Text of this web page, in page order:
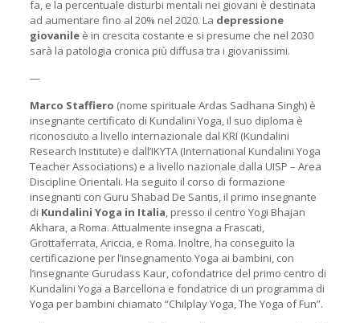
fa, e la percentuale disturbi mentali nei giovani è destinata
ad aumentare fino al 20% nel 2020. La depressione
giovanileè in crescita costante e si presume che nel 2030
sarà la patologia cronica più diffusa tra i giovanissimi.
—
Marco Staffiero (nome spirituale Ardas Sadhana Singh) è
insegnante certificato di Kundalini Yoga, il suo diploma è
riconosciuto a livello internazionale dal KRI (Kundalini
Research Institute) e dall’IKYTA (International Kundalini Yoga
Teacher Associations) e a livello nazionale dalla UISP – Area
Discipline Orientali. Ha seguito il corso di formazione
insegnanti con Guru Shabad De Santis, il primo insegnante
di Kundalini Yoga in Italia, presso il centro Yogi Bhajan
Akhara, a Roma. Attualmente insegna a Frascati,
Grottaferrata, Ariccia, e Roma. Inoltre, ha conseguito la
certificazione per l’insegnamento Yoga ai bambini, con
l’insegnante Gurudass Kaur, cofondatrice del primo centro di
Kundalini Yoga a Barcellona e fondatrice di un programma di
Yoga per bambini chiamato “Chilplay Yoga, The Yoga of Fun”.